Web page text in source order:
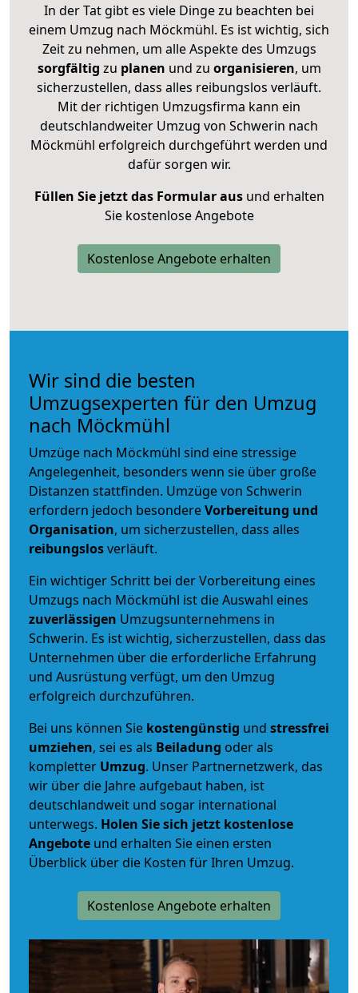
In der Tat gibt es viele Dinge zu beachten bei
einem Umzug nach Möckmühl. Es ist wichtig, sich
Zeit zu nehmen, um alle Aspekte des Umzugs
sorgfältig zu planen und zu organisieren, um
sicherzustellen, dass alles reibungslos verläuft.
Mit der richtigen Umzugsfirma kann ein
deutschlandweiter Umzug von Schwerin nach
Möckmühl erfolgreich durchgeführt werden und
dafür sorgen wir.
Füllen Sie jetzt das Formular ausund erhalten
Sie kostenlose Angebote
Kostenlose Angebote erhalten
Wir sind die besten
Umzugsexperten für den Umzug
nach Möckmühl
Umzüge nach Möckmühl sind eine stressige
Angelegenheit, besonders wenn sie über große
Distanzen stattfinden. Umzüge von Schwerin
erfordern jedoch besondereVorbereitung und
Organisation, um sicherzustellen, dass alles
reibungslosverläuft.
Ein wichtiger Schritt bei der Vorbereitung eines
Umzugs nach Möckmühl ist die Auswahl eines
zuverlässigen Umzugsunternehmens in
Schwerin. Es ist wichtig, sicherzustellen, dass das
Unternehmen über die erforderliche Erfahrung
und Ausrüstung verfügt, um den Umzug
erfolgreich durchzuführen.
Bei uns können Sie kostengünstig und stressfrei
umziehen, sei es als Beiladung oder als
kompletter Umzug. Unser Partnernetzwerk, das
wir über die Jahre aufgebaut haben, ist
deutschlandweit und sogar international
unterwegs. Holen Sie sich jetzt kostenlose
Angebote und erhalten Sie einen ersten
Überblick über die Kosten für Ihren Umzug.
Kostenlose Angebote erhalten